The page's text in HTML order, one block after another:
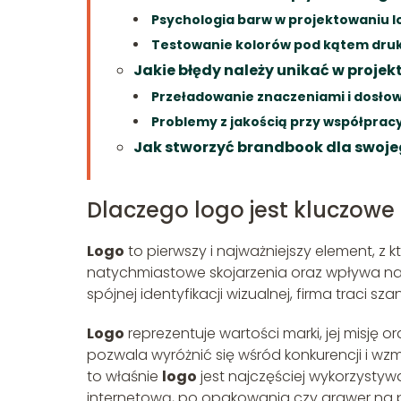
Psychologia barw w projektowaniu
Testowanie kolorów pod kątem
Jakie błędy należy unikać w
Przeładowanie znaczeniami i
Problemy z jakością przy
Jak stworzyć brandbook dla
Dlaczego logo jest
Logo to pierwszy i najważniejszy element, z
natychmiastowe skojarzenia oraz wpływa
spójnej identyfikacji wizualnej, firma traci
Logo reprezentuje wartości marki, jej misję
pozwala wyróżnić się wśród konkurencji i
to właśnie logo jest najczęściej